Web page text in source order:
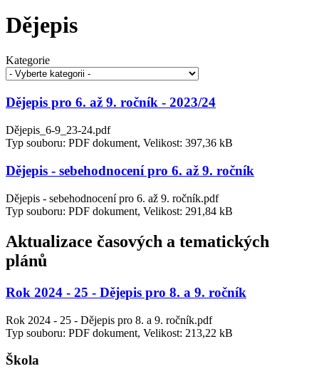
Dějepis
Kategorie
Dějepis pro 6. až 9. ročník - 2023/24
Dějepis_6-9_23-24.pdf
Typ souboru: PDF dokument, Velikost: 397,36 kB
Dějepis - sebehodnocení pro 6. až 9. ročník
Dějepis - sebehodnocení pro 6. až 9. ročník.pdf
Typ souboru: PDF dokument, Velikost: 291,84 kB
Aktualizace časových a tematických
plánů
Rok 2024 - 25 - Dějepis pro 8. a 9. ročník
Rok 2024 - 25 - Dějepis pro 8. a 9. ročník.pdf
Typ souboru: PDF dokument, Velikost: 213,22 kB
Škola